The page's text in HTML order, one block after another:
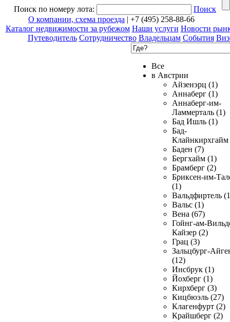
Поиск по номеру лота:
Поиск
О компании, схема проезда | +7 (495) 258-88-66
Каталог недвижимости за рубежом Наши услуги Новости
Путеводитель Сотрудничество Владельцам События
Все
в Австрии
Айзенэрц (1)
Аннаберг (1)
Аннаберг-им-
Ламмерталь (1)
Бад Ишль (1)
Бад-
Клайнкирхгайм
Баден (7)
Бергхайм (1)
Брамберг (2)
Бриксен-им-
(1)
Вальдфиртель
Вальс (1)
Вена (67)
Гойнг-ам-
Кайзер (2)
Грац (3)
Зальцбург-
(12)
Инсбрук (1)
Йохберг (1)
Кирхберг (3)
Кицбюэль (27)
Клагенфурт (2)
Крайшберг (2)